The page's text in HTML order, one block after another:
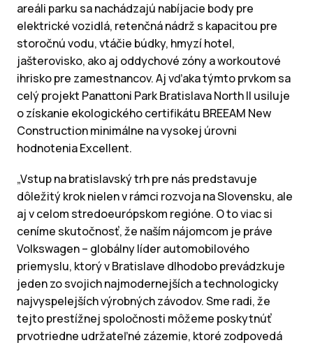
areáli parku sa nachádzajú nabíjacie body pre
elektrické vozidlá, retenčná nádrž s kapacitou pre
storočnú vodu, vtáčie búdky, hmyzí hotel,
jašterovisko, ako aj oddychové zóny a workoutové
ihrisko pre zamestnancov. Aj vďaka týmto prvkom sa
celý projekt Panattoni Park Bratislava North II usiluje
o získanie ekologického certifikátu BREEAM New
Construction minimálne na vysokej úrovni
hodnotenia Excellent.
„Vstup na bratislavský trh pre nás predstavuje
dôležitý krok nielen v rámci rozvoja na Slovensku, ale
aj v celom stredoeurópskom regióne. O to viac si
ceníme skutočnosť, že naším nájomcom je práve
Volkswagen – globálny líder automobilového
priemyslu, ktorý v Bratislave dlhodobo prevádzkuje
jeden zo svojich najmodernejších a technologicky
najvyspelejších výrobných závodov. Sme radi, že
tejto prestížnej spoločnosti môžeme poskytnúť
prvotriedne udržateľné zázemie, ktoré zodpovedá